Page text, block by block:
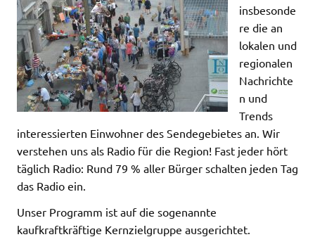
insbesonde
re die an
lokalen und
regionalen
Nachrichte
n und
Trends
interessierten Einwohner des Sendegebietes an. Wir
verstehen uns als Radio für die Region! Fast jeder hört
täglich Radio: Rund 79 % aller Bürger schalten jeden Tag
das Radio ein.
Unser Programm ist auf die sogenannte
kaufkraftkräftige Kernzielgruppe ausgerichtet.